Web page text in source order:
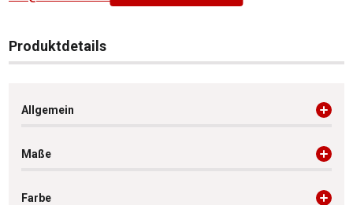
Produktdetails
Allgemein
Maße
Farbe